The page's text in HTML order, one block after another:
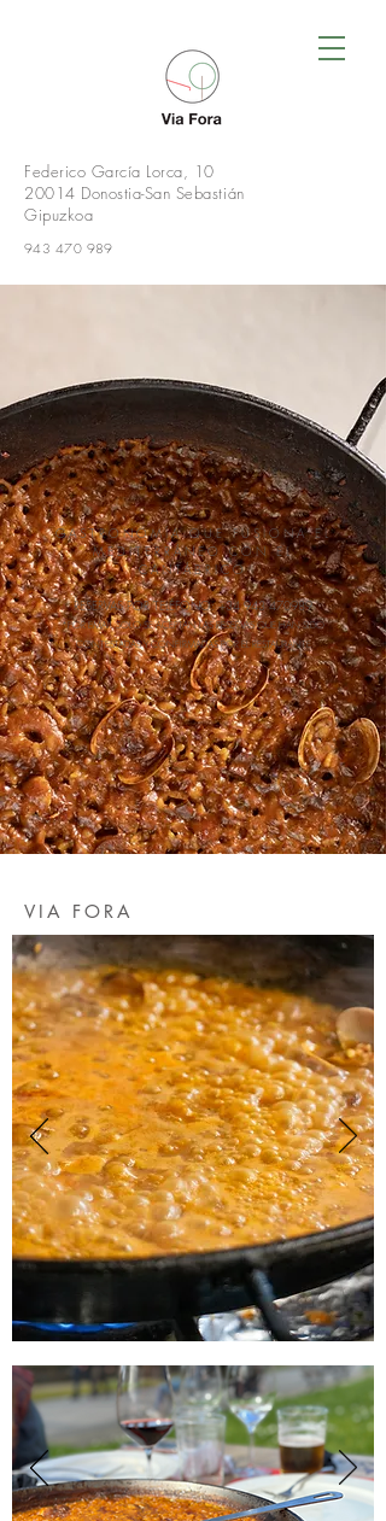
Federico García Lorca, 10
20014 Donostia-San Sebastián
Gipuzkoa
943 470 989
GASTRONOMÍA QUE FUSIONA EL
MEDITERRÁNEO CON EL
CANTÁBRICO
RESERVAS POR TELÉFONO: +34 943 470989
*POR EMAIL SOLO SE ACEPTAN LAS RESERVAS QUE HAN SIDO
CONTESTADAS Y CONFIRMADAS POR EL RESTAURANTE
VIA FORA